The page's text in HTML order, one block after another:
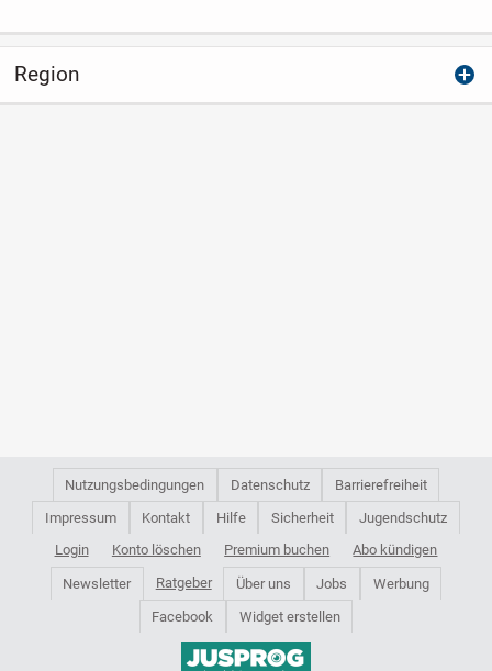
Region
Nutzungsbedingungen Datenschutz
Barrierefreiheit
Impressum
Kontakt Hilfe Sicherheit
Jugendschutz
Login
Konto löschen Premium buchen Abo kündigen
Newsletter Ratgeber Über uns Jobs
Werbung
Facebook
Widget erstellen